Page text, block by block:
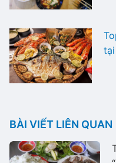
BÀI VIẾT LIÊN QUAN